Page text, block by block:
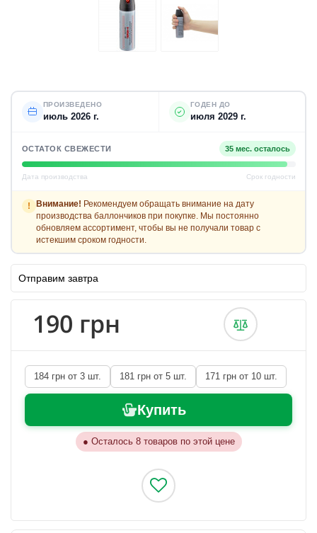
ПРОИЗВЕДЕНО
июль 2026 г.
ГОДЕН ДО
июля 2029 г.
ОСТАТОК СВЕЖЕСТИ 35 мес. осталось
Дата производства Срок годности
! Внимание! Рекомендуем обращать внимание на дату
производства баллончиков при покупке. Мы постоянно
обновляем ассортимент, чтобы вы не получали товар с
истекшим сроком годности.
Отправим завтра
190 грн
184 грн от 3 шт. 181 грн от 5 шт. 171 грн от 10 шт.
Купить
● Осталось 8 товаров по этой цене